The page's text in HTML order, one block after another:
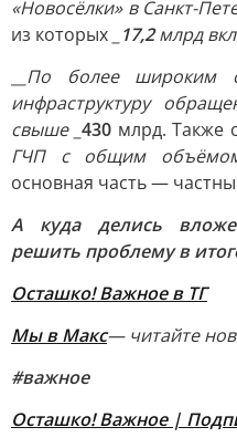
«Новосёлки» в Санкт-
из которых
17,2млрд
__По более
инфраструктуру
свыше _430 млрд. Также
ГЧП с общим
основная часть —
А куда делись
решить проблему в
Осташко! Важное в ТГ
Мы в Макс— читайте
#важное
Осташко! Важное |